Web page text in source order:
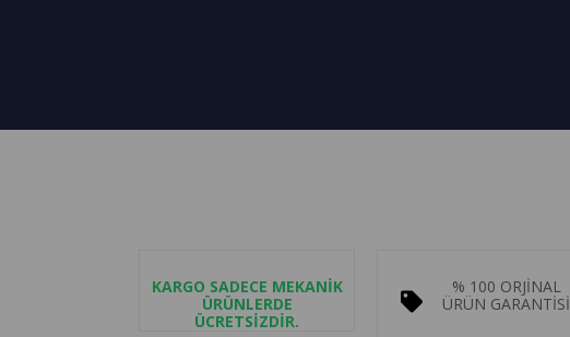
KARGO SADECE MEKANİK
ÜRÜNLERDE
ÜCRETSİZDİR.
% 100 ORJİNAL
ÜRÜN GARANTİSİ